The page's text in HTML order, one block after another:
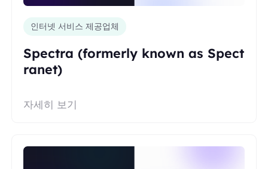
인터넷 서비스 제공업체
Spectra (formerly known as Spect
ranet)
자세히 보기